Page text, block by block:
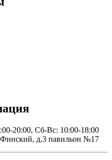
20:00, Сб-Вс: 10:00-18:00
д.3 павильон №17